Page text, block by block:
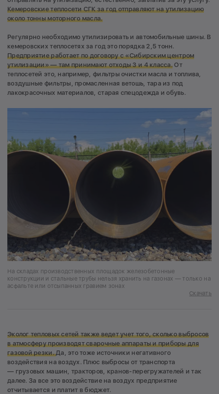
Кемеровские теплосети СГКза год отправляют на утилизацию
около тонны моторного масла.
Регулярно необходимо утилизировать и автомобильные шины. В
кемеровских теплосетях за год это порядка 2,5 тонн.
Предприятиеработаетпо договору с «Сибирским центром
утилизации» — там принимают отходы 3 и 4 класса.От
теплосетей это, например, фильтры очистки масла и топлива,
воздушные фильтры, промасленная ветошь, тара из под
лакокрасочных материалов, старая спецодежда и обувь.
На складах производственных площадок железобетонные
конструкции и стальные трубы нельзя хранить на газонах — только на
асфальте или отсыпанных гравием зонах
Скачать
Эколог тепловых сетей также ведет учет того, сколько выбросов
в атмосферу производят сварочные аппараты и приборы для
газовой резки.Да, это тоже источники негативного
воздействия на воздух. Плюс выбросы от транспорта
— грузовых машин, тракторов, кранов-перегружателей и так
далее. За все это воздействие на воздух предприятие
отчитывается и платит в бюджет.